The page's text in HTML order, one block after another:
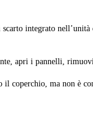
integrato
apri i pannelli,
il coperchio, ma non è